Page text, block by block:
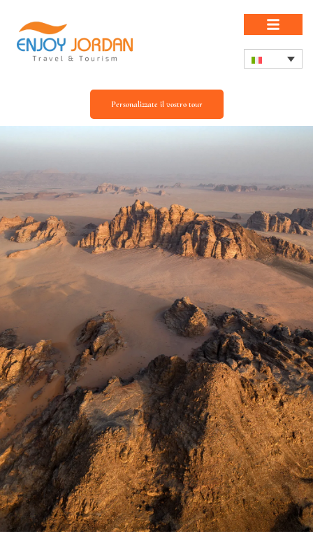
Personalizzate il vostro tour